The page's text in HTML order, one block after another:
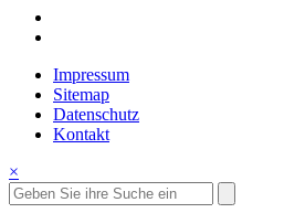
Impressum
Sitemap
Datenschutz
Kontakt
×